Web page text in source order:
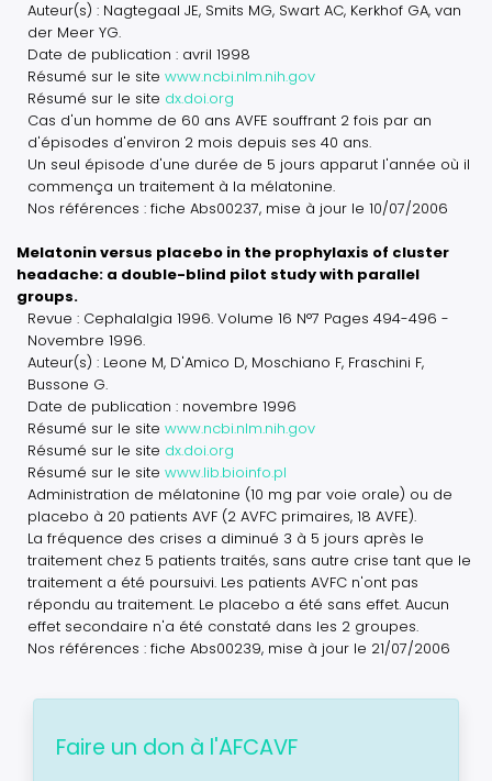
Auteur(s) : Nagtegaal JE, Smits MG, Swart AC, Kerkhof GA, van
der Meer YG.
Date de publication : avril 1998
Résumé sur le site www.ncbi.nlm.nih.gov
Résumé sur le site dx.doi.org
Cas d'un homme de 60 ans AVFE souffrant 2 fois par an
d'épisodes d'environ 2 mois depuis ses 40 ans.
Un seul épisode d'une durée de 5 jours apparut l'année où il
commença un traitement à la mélatonine.
Nos références : fiche Abs00237, mise à jour le 10/07/2006
Melatonin versus placebo in the prophylaxis of cluster
headache: a double-blind pilot study with parallel
groups.
Revue : Cephalalgia 1996. Volume 16 N°7 Pages 494-496 -
Novembre 1996.
Auteur(s) : Leone M, D'Amico D, Moschiano F, Fraschini F,
Bussone G.
Date de publication : novembre 1996
Résumé sur le site www.ncbi.nlm.nih.gov
Résumé sur le site dx.doi.org
Résumé sur le site www.lib.bioinfo.pl
Administration de mélatonine (10 mg par voie orale) ou de
placebo à 20 patients AVF (2 AVFC primaires, 18 AVFE).
La fréquence des crises a diminué 3 à 5 jours après le
traitement chez 5 patients traités, sans autre crise tant que le
traitement a été poursuivi. Les patients AVFC n'ont pas
répondu au traitement. Le placebo a été sans effet. Aucun
effet secondaire n'a été constaté dans les 2 groupes.
Nos références : fiche Abs00239, mise à jour le 21/07/2006
Faire un don à l'AFCAVF